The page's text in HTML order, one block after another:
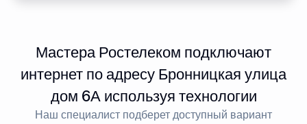
Мастера Ростелеком подключают
интернет по адресу Бронницкая улица
дом 6А используя технологии
Наш специалист подберет доступный вариант